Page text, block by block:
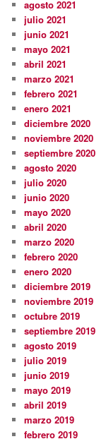
agosto 2021
julio 2021
junio 2021
mayo 2021
abril 2021
marzo 2021
febrero 2021
enero 2021
diciembre 2020
noviembre 2020
septiembre 2020
agosto 2020
julio 2020
junio 2020
mayo 2020
abril 2020
marzo 2020
febrero 2020
enero 2020
diciembre 2019
noviembre 2019
octubre 2019
septiembre 2019
agosto 2019
julio 2019
junio 2019
mayo 2019
abril 2019
marzo 2019
febrero 2019